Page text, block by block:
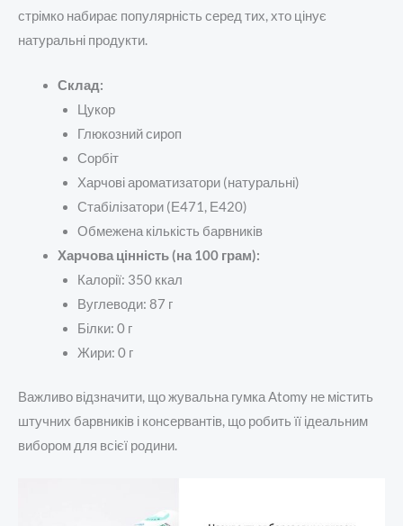
стрімко набирає популярність серед тих, хто цінує
натуральні продукти.
Склад:
Цукор
Глюкозний сироп
Сорбіт
Харчові ароматизатори (натуральні)
Стабілізатори (Е471, Е420)
Обмежена кількість барвників
Харчова цінність (на 100 грам):
Калорії: 350 ккал
Вуглеводи: 87 г
Білки: 0 г
Жири: 0 г
Важливо відзначити, що жувальна гумка Atomy не містить
штучних барвників і консервантів, що робить її ідеальним
вибором для всієї родини.